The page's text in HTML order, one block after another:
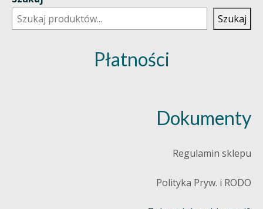
Szukaj
Płatności
Dokumenty
Regulamin sklepu
Polityka Pryw. i RODO